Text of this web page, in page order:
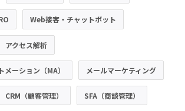
Web接客・チャットボット
アクセス解析
ーション（MA） メールマーケティング
CRM（顧客管理） SFA（商談管理）